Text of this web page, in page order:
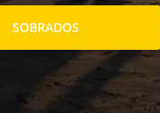
SOBRADOS